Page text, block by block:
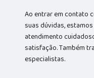
Ao entrar em contato
suas dúvidas,
atendimento
satisfação. Também
especialistas.